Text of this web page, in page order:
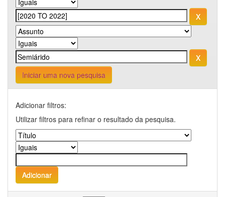
Iniciar uma nova pesquisa
Adicionar filtros:
Utilizar filtros para refinar o resultado da pesquisa.